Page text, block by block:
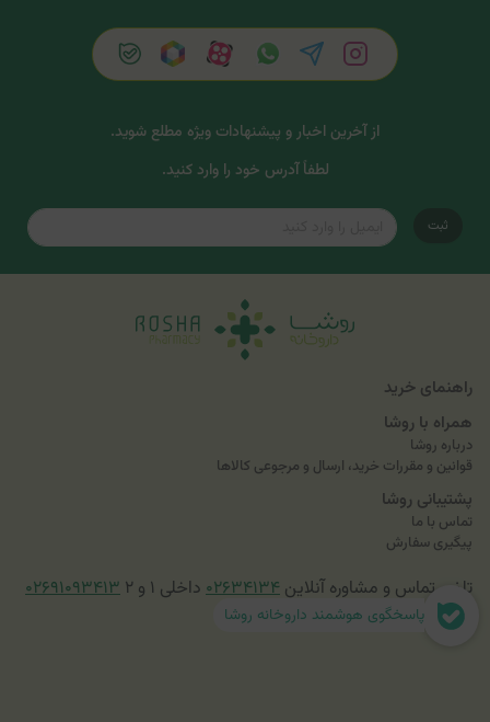
از آخرین اخبار و پیشنهادات ویژه مطلع شوید.
لطفاً آدرس خود را وارد کنید.
ثبت
راهنمای خرید
همراه با روشا
درباره روشا
قوانین و مقررات خرید، ارسال و مرجوعی کالاها
پشتیبانی روشا
تماس با ما
پیگیری سفارش
تلفن تماس و مشاوره آنلاین ۰۲۶۳۴۱۳۴ داخلی ۱ و ۲ ۰۲۶۹۱۰۹۳۴۱۳
پاسخگوی هوشمند داروخانه روشا